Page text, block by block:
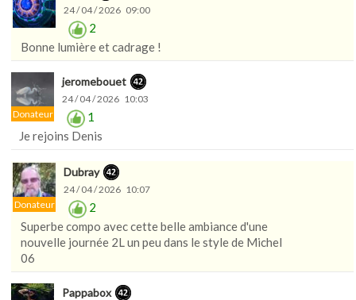
24 / 04 / 2026 09:00
2
Bonne lumière et cadrage !
Donateur
jeromebouet
24 / 04 / 2026 10:03
1
Je rejoins Denis
Donateur
Dubray
24 / 04 / 2026 10:07
2
Superbe compo avec cette belle ambiance d'une
nouvelle journée 2L un peu dans le style de Michel
06
Pappabox